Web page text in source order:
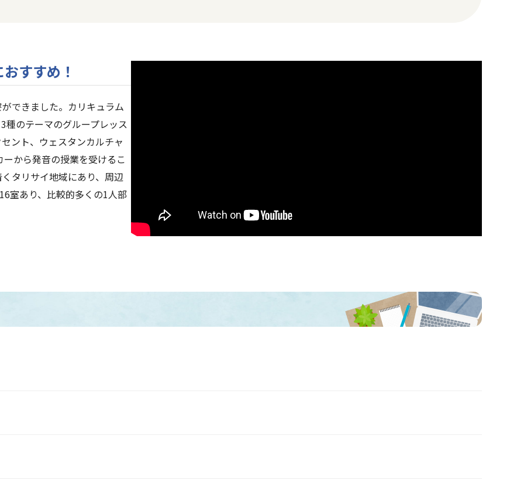
すすめ！
できました。カリキュラム
種のテーマのグループレッス
ント、ウェスタンカルチャ
から発音の授業を受けるこ
タリサイ地域にあり、周辺
室あり、比較的多くの1人部